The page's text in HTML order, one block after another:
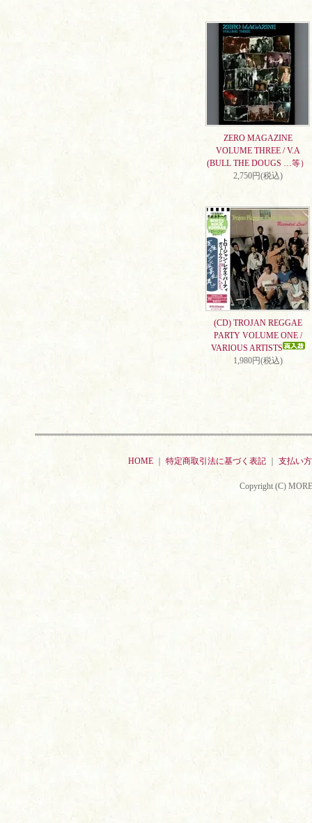
ZERO MAGAZINE
VOLUME THREE / V.A
(BULL THE DOUGS …等）
2,750円(税込)
(CD) TROJAN REGGAE
PARTY VOLUME ONE /
VARIOUS ARTISTS
1,980円(税込)
HOME 特定商取引法に基づく表記 支払い
Copyright (C)